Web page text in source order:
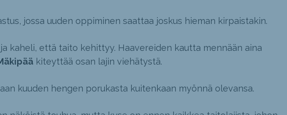
jossa uuden oppiminen saattaa joskus hieman kirpaistakin.
kaheli, että taito kehittyy. Haavereiden kautta mennään aina
kiteyttää osan lajin viehätystä.
kuuden hengen porukasta kuitenkaan myönnä olevansa.